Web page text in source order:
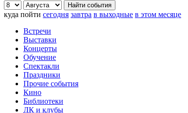
куда пойти сегодня завтра в выходные в этом месяце
Встречи
Выставки
Концерты
Обучение
Спектакли
Праздники
Прочие события
Кино
Библиотеки
ДК и клубы